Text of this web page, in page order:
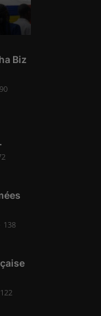
Biz
90
138
122